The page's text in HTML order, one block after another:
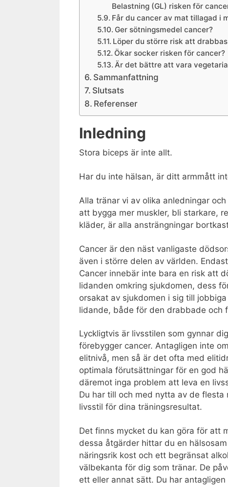
Belastning (GL) risken för
Får du cancer av mat tillagad i
Ger sötningsmedel cancer?
Löper du större risk att
Ökar socker risken för cancer?
Är det bättre att vara
Sammanfattning
Slutsats
Referenser
Inledning
Stora biceps är inte allt.
Har du inte hälsan, är ditt armmått
Alla tränar vi av olika anledningar
att bygga mer muskler, bli starkare,
kläder, är alla ansträngningar
Cancer är den näst vanligaste
även i större delen av världen.
Cancer innebär inte bara en risk att
lidanden omkring sjukdomen, dess
orsakat av sjukdomen i sig till
lidande, både för den drabbade och
Lyckligtvis är livsstilen som gynnar
förebygger cancer. Antagligen inte
elitnivå, men så är det ofta med
optimala förutsättningar för en god
däremot inga problem att leva en
Du har till och med nytta av de
livsstil för dina träningsresultat.
Det finns mycket du kan göra för att
dessa åtgärder hittar du en
näringsrik kost och ett begränsat
välbekanta för dig som tränar. De
ett eller annat sätt. Du har